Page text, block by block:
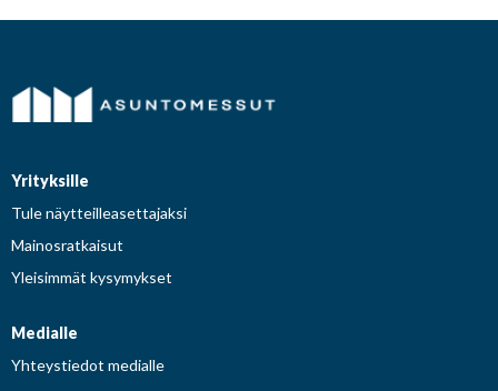
Yrityksille
Tule näytteilleasettajaksi
Mainosratkaisut
Yleisimmät kysymykset
Medialle
Yhteystiedot medialle